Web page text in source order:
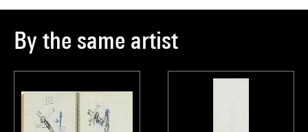
By the same artist